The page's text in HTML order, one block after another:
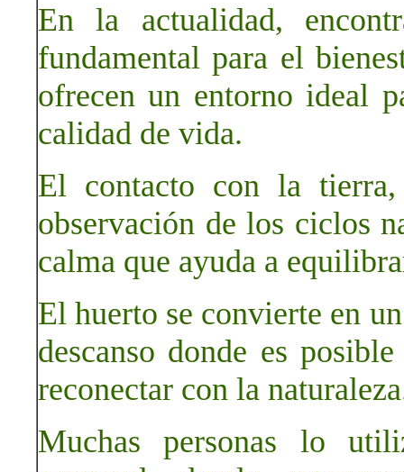
En la actualidad,
fundamental para el
ofrecen un entorno ideal
calidad de vida.
El contacto con la
observación de los ciclos
calma que ayuda a
El huerto se convierte en
descanso donde es
reconectar con la
Muchas personas lo